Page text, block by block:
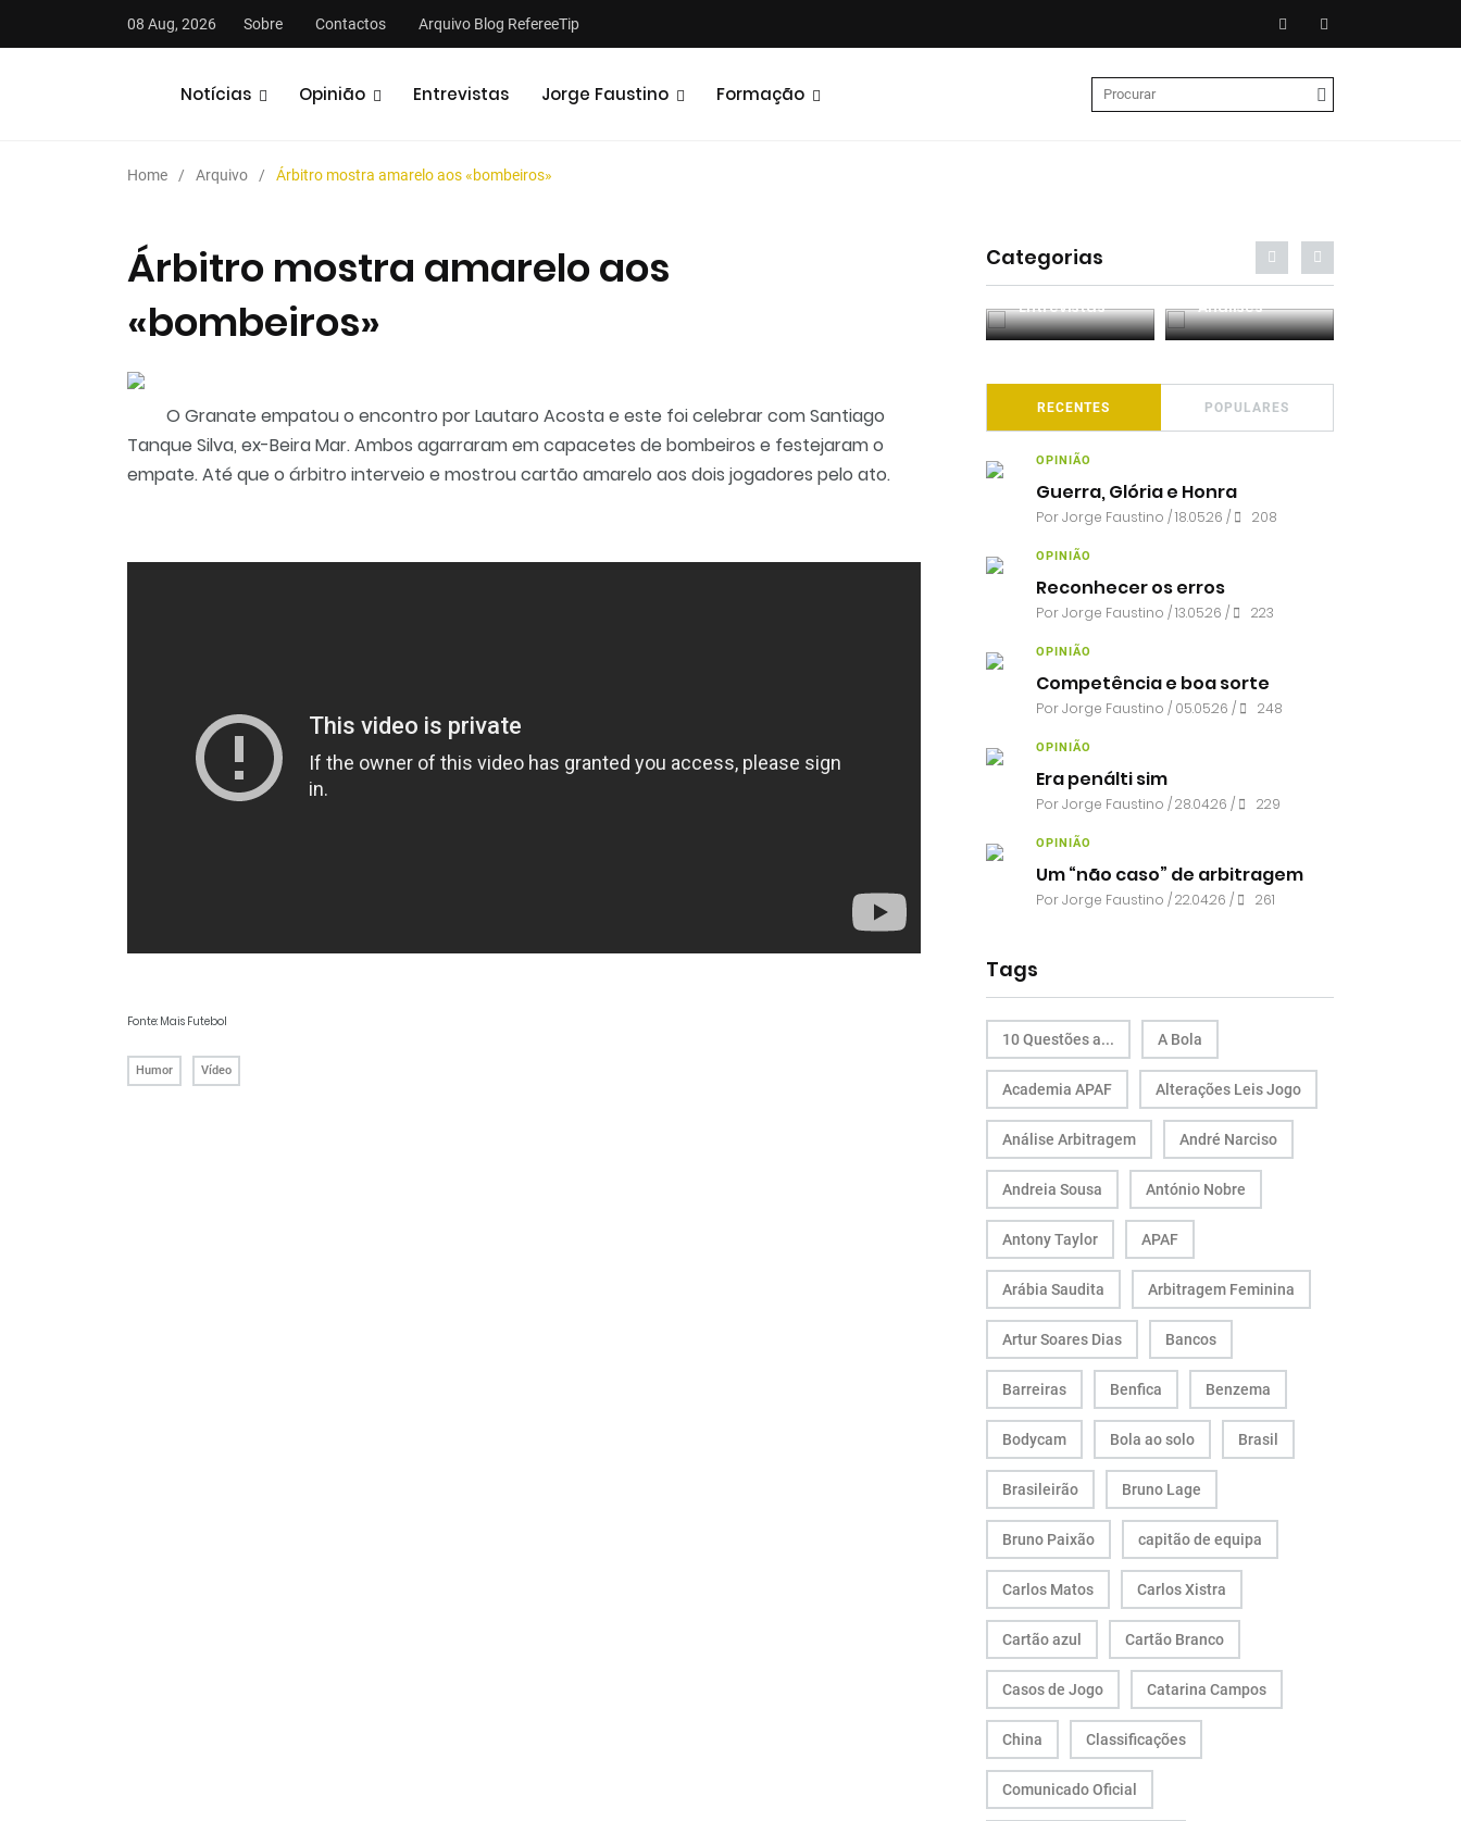
08 Aug, 2026 Sobre Contactos Arquivo Blog RefereeTip
Notícias Opinião Entrevistas Jorge Faustino Formação
Home Arquivo Árbitro mostra amarelo aos «bombeiros»
Árbitro mostra amarelo aos
«bombeiros»
O Granate empatou o encontro por Lautaro Acosta e este foi celebrar com Santiago
Tanque Silva, ex-Beira Mar. Ambos agarraram em capacetes de bombeiros e festejaram o
empate. Até que o árbitro interveio e mostrou cartão amarelo aos dois jogadores pelo ato.
Fonte: Mais Futebol
Humor Vídeo
Categorias
Análises Entrevistas Análises
RECENTES POPULARES
OPINIÃO
Guerra, Glória e Honra
PorJorge Faustino / 18.05.26 / 208
OPINIÃO
Reconhecer os erros
PorJorge Faustino / 13.05.26 / 223
OPINIÃO
Competência e boa sorte
PorJorge Faustino / 05.05.26 / 248
OPINIÃO
Era penálti sim
PorJorge Faustino / 28.04.26 / 229
OPINIÃO
Um “não caso” de arbitragem
PorJorge Faustino / 22.04.26 / 261
Tags
10 Questões a... A Bola
Academia APAF Alterações Leis Jogo
Análise Arbitragem André Narciso
Andreia Sousa António Nobre
Antony Taylor APAF
Arábia Saudita Arbitragem Feminina
Artur Soares Dias Bancos
Barreiras Benfica Benzema
Bodycam Bola ao solo Brasil
Brasileirão Bruno Lage
Bruno Paixão capitão de equipa
Carlos Matos Carlos Xistra
Cartão azul Cartão Branco
Casos de Jogo Catarina Campos
China Classificações
Comunicado Oficial